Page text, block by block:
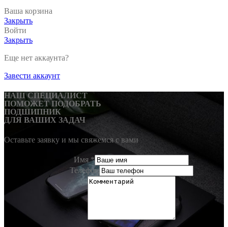
Ваша корзина
Закрыть
Войти
Закрыть
Еще нет аккаунта?
Завести аккаунт
НАШ СПЕЦИАЛИСТ
ПОМОЖЕТ ПОДОБРАТЬ
ПОДШИПНИК
ДЛЯ ВАШИХ ЗАДАЧ
Оставьте заявку и мы свяжемся с вами
Имя*
Телефон